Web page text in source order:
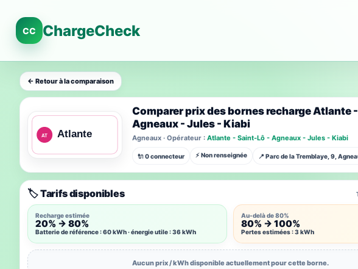
CC ChargeCheck
← Retour à la comparaison
Comparer prix des bornes recharge Atlante
Agneaux - Jules - Kiabi
Agneaux · Opérateur : Atlante - Saint-Lô - Agneaux - Jules - Kiabi
🔌 0 connecteur ⚡ Non renseignée 📍 Parc de la Tremblaye, 9,
🏷️ Tarifs disponibles
Recharge estimée
20% → 80%
Batterie de référence : 60 kWh · énergie utile : 36 kWh
Au-delà de 80%
80% → 100%
Pertes estimées : 3 kWh
Aucun prix / kWh disponible actuellement pour cette borne.